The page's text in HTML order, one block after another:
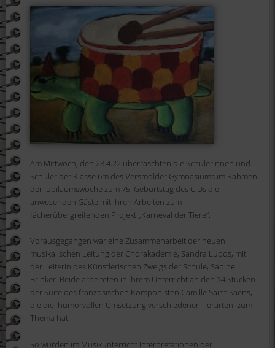
Am Mittwoch, den 28.4.22 überraschten die Schülerinnen und
Schüler der Klasse 6m des Versmolder Gymnasiums im Rahmen
der Jubiläumswoche zum 75. Geburtstag des CJDs die
anwesenden Gäste mit ihren Arbeiten zum
fächerübergreifenden Projekt „Karneval der Tiere“.
Vorausgegangen war eine Zusammenarbeit der neuen
musikalischen Leitung der Chorakademie, Sandra Lubos, mit
der Leiterin des Künstlerischen Zweigs der Schule, Sabine
Brinker. Beide arbeiteten in ihrem Unterricht an den 14Stücken
der Suite des französischen Komponisten Camille Saint-Saens,
die die humorvollen Umsetzung verschiedener Tierarten zum
Thema hat.
So wurden im Musikunterricht Interpretationen der